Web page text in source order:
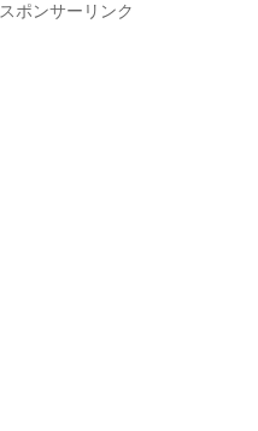
スポンサーリンク